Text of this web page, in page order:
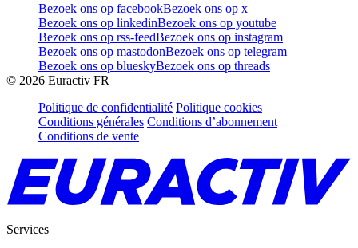
Bezoek ons op facebookBezoek ons op x
Bezoek ons op linkedinBezoek ons op youtube
Bezoek ons op rss-feedBezoek ons op instagram
Bezoek ons op mastodonBezoek ons op telegram
Bezoek ons op blueskyBezoek ons op threads
© 2026 Euractiv FR
Politique de confidentialité Politique cookies
Conditions générales Conditions d’abonnement
Conditions de vente
Services